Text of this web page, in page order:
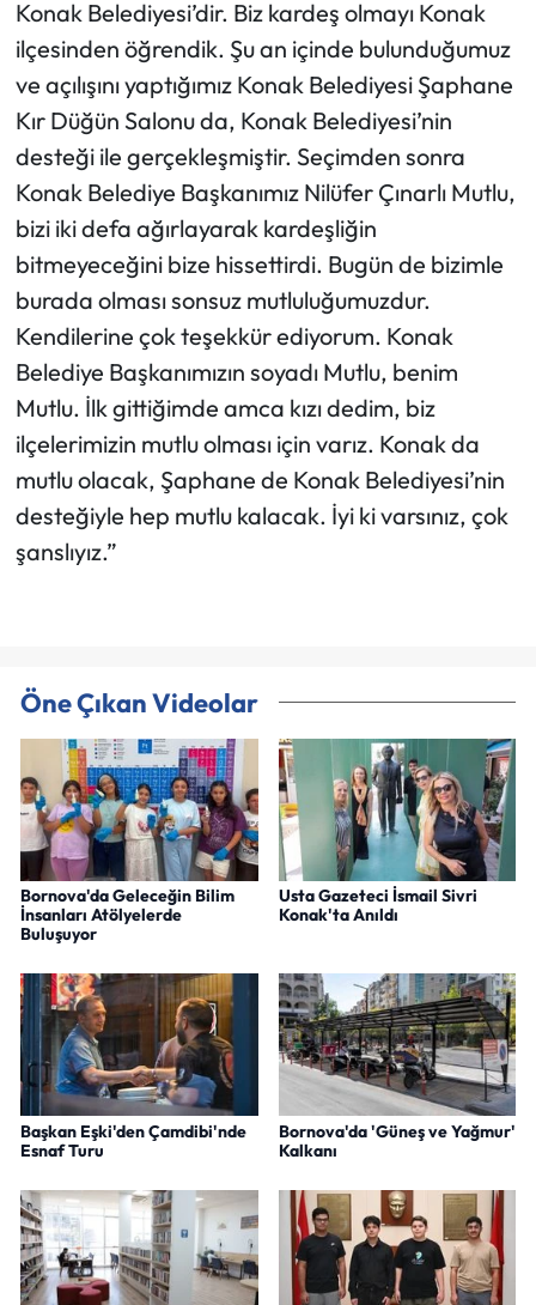
Konak Belediyesi’dir. Biz kardeş olmayı Konak
ilçesinden öğrendik. Şu an içinde bulunduğumuz
ve açılışını yaptığımız Konak Belediyesi Şaphane
Kır Düğün Salonu da, Konak Belediyesi’nin
desteği ile gerçekleşmiştir. Seçimden sonra
Konak Belediye Başkanımız Nilüfer Çınarlı Mutlu,
bizi iki defa ağırlayarak kardeşliğin
bitmeyeceğini bize hissettirdi. Bugün de bizimle
burada olması sonsuz mutluluğumuzdur.
Kendilerine çok teşekkür ediyorum. Konak
Belediye Başkanımızın soyadı Mutlu, benim
Mutlu. İlk gittiğimde amca kızı dedim, biz
ilçelerimizin mutlu olması için varız. Konak da
mutlu olacak, Şaphane de Konak Belediyesi’nin
desteğiyle hep mutlu kalacak. İyi ki varsınız, çok
şanslıyız.”
Öne Çıkan Videolar
Bornova'da Geleceğin Bilim
İnsanları Atölyelerde
Buluşuyor
Usta Gazeteci İsmail Sivri
Konak'ta Anıldı
Başkan Eşki'den Çamdibi'nde
Esnaf Turu
Bornova'da 'Güneş ve Yağmur'
Kalkanı